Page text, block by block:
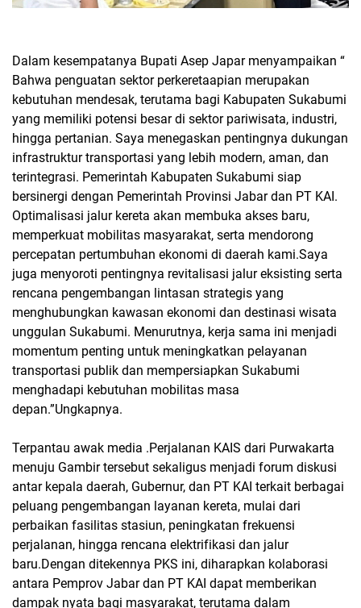
Dalam kesempatanya Bupati Asep Japar menyampaikan “
Bahwa penguatan sektor perkeretaapian merupakan
kebutuhan mendesak, terutama bagi Kabupaten Sukabumi
yang memiliki potensi besar di sektor pariwisata, industri,
hingga pertanian. Saya menegaskan pentingnya dukungan
infrastruktur transportasi yang lebih modern, aman, dan
terintegrasi. Pemerintah Kabupaten Sukabumi siap
bersinergi dengan Pemerintah Provinsi Jabar dan PT KAI.
Optimalisasi jalur kereta akan membuka akses baru,
memperkuat mobilitas masyarakat, serta mendorong
percepatan pertumbuhan ekonomi di daerah kami.Saya
juga menyoroti pentingnya revitalisasi jalur eksisting serta
rencana pengembangan lintasan strategis yang
menghubungkan kawasan ekonomi dan destinasi wisata
unggulan Sukabumi. Menurutnya, kerja sama ini menjadi
momentum penting untuk meningkatkan pelayanan
transportasi publik dan mempersiapkan Sukabumi
menghadapi kebutuhan mobilitas masa
depan.”Ungkapnya.
Terpantau awak media .Perjalanan KAIS dari Purwakarta
menuju Gambir tersebut sekaligus menjadi forum diskusi
antar kepala daerah, Gubernur, dan PT KAI terkait berbagai
peluang pengembangan layanan kereta, mulai dari
perbaikan fasilitas stasiun, peningkatan frekuensi
perjalanan, hingga rencana elektrifikasi dan jalur
baru.Dengan ditekennya PKS ini, diharapkan kolaborasi
antara Pemprov Jabar dan PT KAI dapat memberikan
dampak nyata bagi masyarakat, terutama dalam